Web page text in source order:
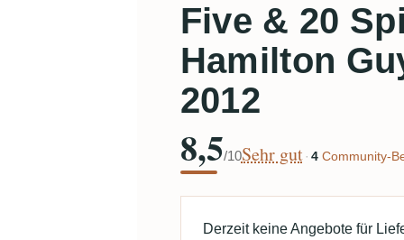
Five & 20
Hamilton
2012
8,5/10Sehr gut · 4Community-
Derzeit keine Angebote für